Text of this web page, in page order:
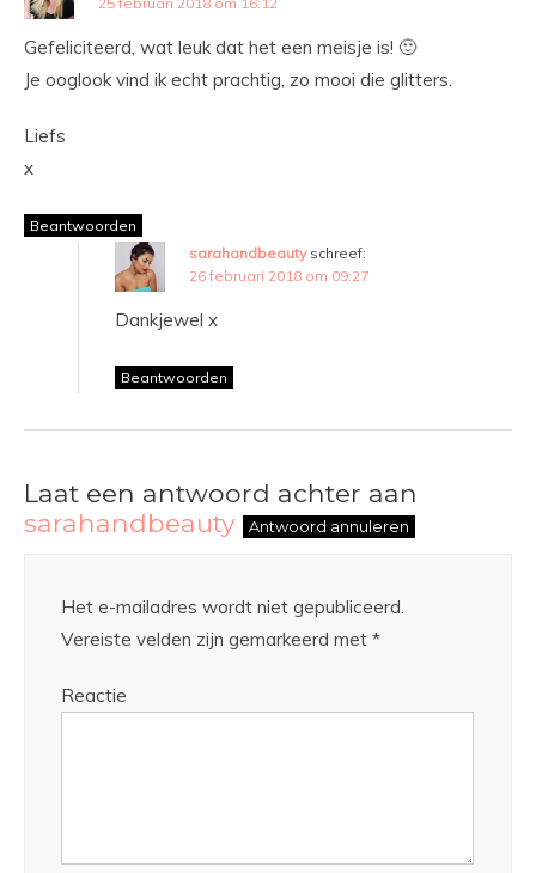
Gefeliciteerd, wat leuk dat het een meisje is! 🙂
Je ooglook vind ik echt prachtig, zo mooi die glitters.
Liefs
x
Beantwoorden
sarahandbeauty schreef:
26 februari 2018 om 09:27
Dankjewel x
Beantwoorden
Laat een antwoord achter aan
sarahandbeauty
Antwoord annuleren
Het e-mailadres wordt niet gepubliceerd.
Vereiste velden zijn gemarkeerd met *
Reactie